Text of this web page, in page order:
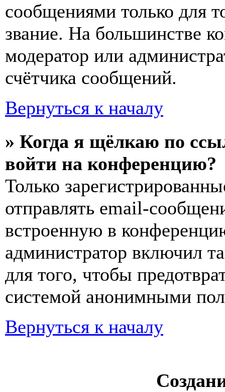
сообщениями только для
звание. На большинстве
модератор или
счётчика сообщений.
Вернуться к началу
» Когда я щёлкаю по
войти на конференцию?
Только
отправлять email-
встроенную в
администратор включил
для того, чтобы
системой анонимными
Вернуться к началу